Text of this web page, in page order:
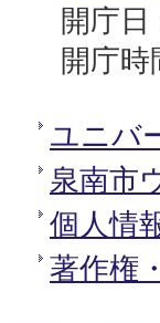
開庁日
開庁
ユニバ
泉南市
個人情
著作権